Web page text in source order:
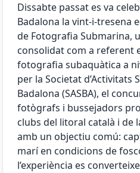
Dissabte passat es va
Badalona la vint-i-tresena
de Fotografia Submarina,
consolidat com a referent
fotografia subaquàtica a
per la Societat d’Activitats
Badalona (SASBA), el
fotògrafs i bussejadors
clubs del litoral català i de
amb un objectiu comú:
marí en condicions de
l’experiència es